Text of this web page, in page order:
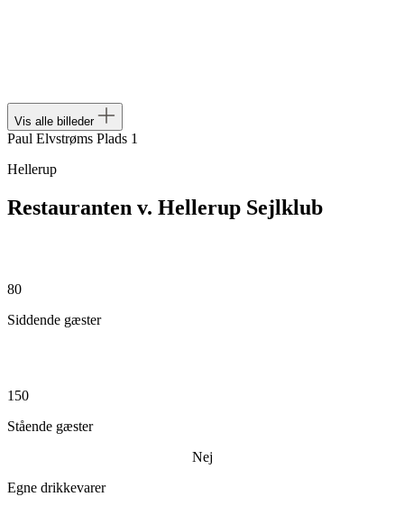
Vis alle billeder
Paul Elvstrøms Plads 1
Hellerup
Restauranten v. Hellerup Sejlklub
80
Siddende gæster
150
Stående gæster
Nej
Egne drikkevarer